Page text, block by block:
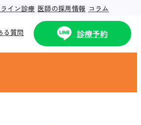
イン診療 医師の採用情報 コラム
る質問 診療予約